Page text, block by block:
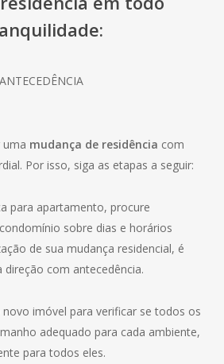
uma mudança de residência com
Por isso, siga as etapas a seguir:
para apartamento, procure
sobre dias e horários
de sua mudança residencial, é
com antecedência.
imóvel para verificar se todos os
adequado para cada ambiente,
para todos eles.